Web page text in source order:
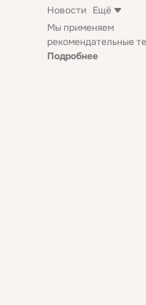
Новости Ещё
Мы применяем
рекомендательные
Подробнее